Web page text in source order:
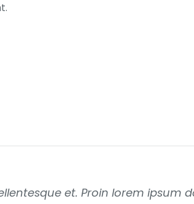
et. Proin lorem ipsum